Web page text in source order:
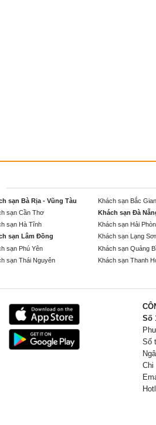
sạn Bà Rịa - Vũng Tàu Khách sạn Bắc
sạn Cần Thơ Khách sạn Đà
sạn Hà Tĩnh Khách sạn Hải
sạn Lâm Đồng Khách sạn Lạng
sạn Phú Yên Khách sạn Quảng
sạn Thái Nguyên Khách sạn Thanh
Số
Số
Chi